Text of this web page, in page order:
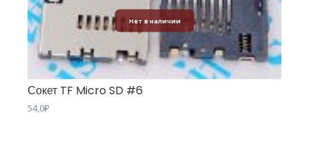
Нет в наличии
Сокет TF Micro SD #6
54,0₽